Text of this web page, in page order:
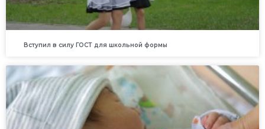
Вступил в силу ГОСТ для школьной формы